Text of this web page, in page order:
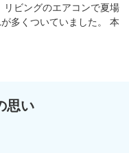
ビングのエアコンで夏場
多くついていました。 本
思い